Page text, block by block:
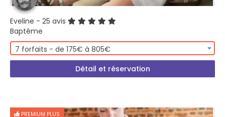
Eveline - 25 avis
Baptême
7 forfaits - de 175€ à 805€
Détail et réservation
PREMIUM PLUS